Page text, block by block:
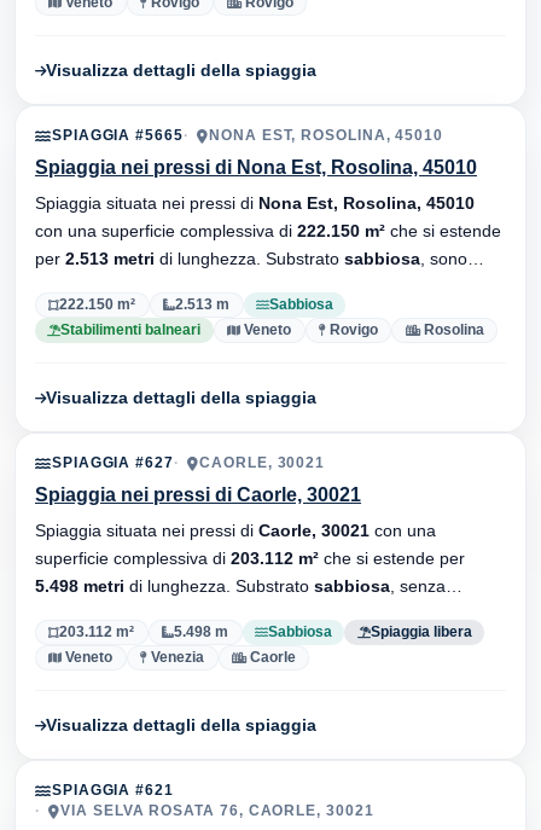
Visualizza dettagli della spiaggia
SPIAGGIA #5665 NONA EST, ROSOLINA, 45010
Spiaggia nei pressi di Nona Est, Rosolina, 45010
Spiaggia situata nei pressi di Nona Est, Rosolina, 45010
con una superficie complessiva di 222.150 m² che si estende
per 2.513 metri di lunghezza. Substrato sabbiosa , sono
222.150 m² 2.513 m
Sabbiosa
Stabilimenti balneari
Veneto Rovigo Rosolina
Visualizza dettagli della spiaggia
SPIAGGIA #627 CAORLE, 30021
Spiaggia nei pressi di Caorle, 30021
Spiaggia situata nei pressi di Caorle, 30021 con una
superficie complessiva di 203.112 m² che si estende per
5.498 metri di lunghezza. Substrato sabbiosa , senza
203.112 m² 5.498 m Sabbiosa
Spiaggia libera
Veneto
Venezia Caorle
Visualizza dettagli della spiaggia
SPIAGGIA #621
VIA SELVA ROSATA 76, CAORLE, 30021